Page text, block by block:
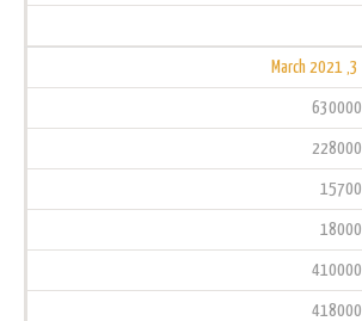
3, March 2021
630000
228000
15700
18000
410000
418000